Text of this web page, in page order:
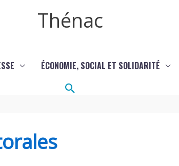
Thénac
ÉCONOMIE, SOCIAL ET SOLIDARITÉ
Rechercher